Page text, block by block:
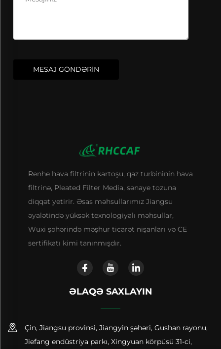
MESAJ GÖNDƏRİN
Renhe hava filtrinin kartoşu, qaz turbininin hava
filtrinə, Pleated Filter Media, sənaye tozuna
diqqət yetirir. Əsas məhsullarımız Jiangsu
əyalətində yüksək texnologiyalı məhsullar,
Wuxi şəhərində məşhur ticarət nişanları və CE
sertifikatı kimi tanınmışdır.
ƏLAQƏ SAXLAYIN
Çin, Jiangsu provinsi, Jiangyin şəhəri, Gushan rayonu,
Jiefang endüstriya parkı, Xingyuan körpüsü 31-ci,